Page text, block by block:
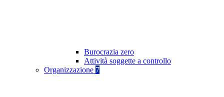
Burocrazia zero
Attività soggette a controllo
Organizzazione 7